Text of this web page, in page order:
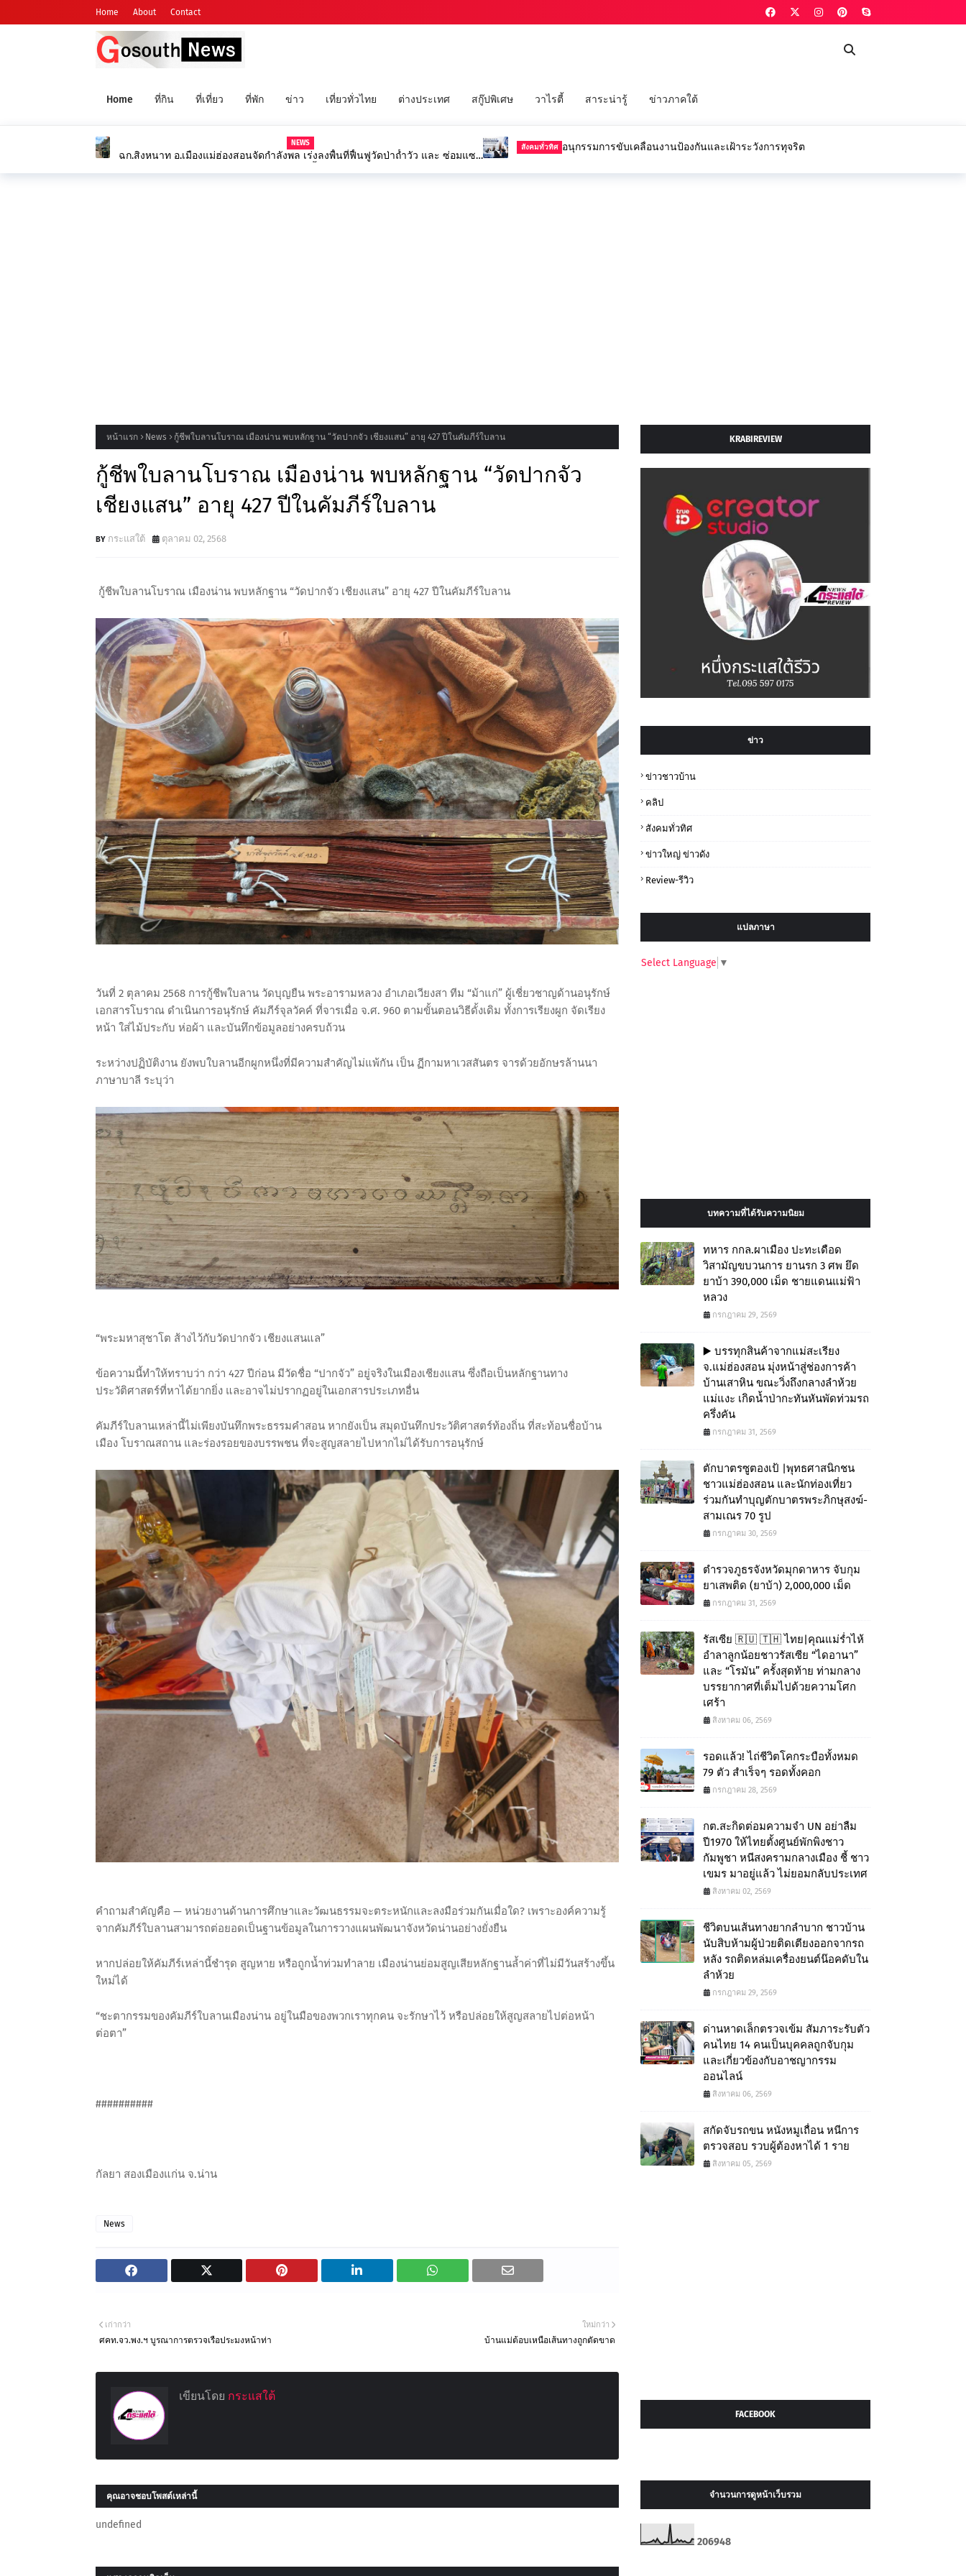
Home About Contact
Home ที่กิน ที่เที่ยว ที่พัก ข่าว เที่ยวทั่วไทย ต่างประเทศ สกู๊ปพิเศษ วาไรตี้ สาระน่ารู้ ข่าวภาคใต้
NEWS
ฉก.สิงหนาท อ.เมืองแม่ฮ่องสอนจัดกำลังพล เร่งลงพื้นที่ฟื้นฟูวัดป่าถ้ำวัว และ ซ่อมแซม
สังคมทั่วทิศ อนุกรรมการขับเคลื่อนงานป้องกันและเฝ้าระวังการทุจริต
หน้าแรก News กู้ชีพใบลานโบราณ เมืองน่าน พบหลักฐาน “วัดปากจัว เชียงแสน” อายุ 427 ปีในคัมภีร์ใบลาน
กู้ชีพใบลานโบราณ เมืองน่าน พบหลักฐาน “วัดปากจัว
เชียงแสน” อายุ 427 ปีในคัมภีร์ใบลาน
กระแสใต้ ตุลาคม 02, 2568
กู้ชีพใบลานโบราณ เมืองน่าน พบหลักฐาน “วัดปากจัว เชียงแสน” อายุ 427 ปีในคัมภีร์ใบลาน
วันที่ 2 ตุลาคม 2568 การกู้ชีพใบลาน วัดบุญยืน พระอารามหลวง อำเภอเวียงสา ทีม “ม้าแก่” ผู้เชี่ยวชาญด้านอนุรักษ์
เอกสารโบราณ ดำเนินการอนุรักษ์ คัมภีร์จุลวัคค์ ที่จารเมื่อ จ.ศ. 960 ตามขั้นตอนวิธีดั้งเดิม ทั้งการเรียงผูก จัดเรียง
หน้า ใส่ไม้ประกับ ห่อผ้า และบันทึกข้อมูลอย่างครบถ้วน
ระหว่างปฏิบัติงาน ยังพบใบลานอีกผูกหนึ่งที่มีความสำคัญไม่แพ้กัน เป็น ฏีกามหาเวสสันตร จารด้วยอักษรล้านนา
ภาษาบาลี ระบุว่า
“พระมหาสุชาโต ส้างไว้กับวัดปากจัว เชียงแสนแล”
ข้อความนี้ทำให้ทราบว่า กว่า 427 ปีก่อน มีวัดชื่อ “ปากจัว” อยู่จริงในเมืองเชียงแสน ซึ่งถือเป็นหลักฐานทาง
ประวัติศาสตร์ที่หาได้ยากยิ่ง และอาจไม่ปรากฏอยู่ในเอกสารประเภทอื่น
คัมภีร์ใบลานเหล่านี้ไม่เพียงบันทึกพระธรรมคำสอน หากยังเป็น สมุดบันทึกประวัติศาสตร์ท้องถิ่น ที่สะท้อนชื่อบ้าน
เมือง โบราณสถาน และร่องรอยของบรรพชน ที่จะสูญสลายไปหากไม่ได้รับการอนุรักษ์
คำถามสำคัญคือ — หน่วยงานด้านการศึกษาและวัฒนธรรมจะตระหนักและลงมือร่วมกันเมื่อใด? เพราะองค์ความรู้
จากคัมภีร์ใบลานสามารถต่อยอดเป็นฐานข้อมูลในการวางแผนพัฒนาจังหวัดน่านอย่างยั่งยืน
หากปล่อยให้คัมภีร์เหล่านี้ชำรุด สูญหาย หรือถูกน้ำท่วมทำลาย เมืองน่านย่อมสูญเสียหลักฐานล้ำค่าที่ไม่มีวันสร้างขึ้น
ใหม่ได้
“ชะตากรรมของคัมภีร์ใบลานเมืองน่าน อยู่ในมือของพวกเราทุกคน จะรักษาไว้ หรือปล่อยให้สูญสลายไปต่อหน้า
ต่อตา”
##########
กัลยา สองเมืองแก่น จ.น่าน
News
ใหม่กว่า
บ้านแม่ต้อบเหนือเส้นทางถูกตัดขาด
เก่ากว่า
ศคท.จว.พง.ฯ บูรณาการตรวจเรือประมงหน้าท่า
เขียนโดย กระแสใต้
คุณอาจชอบโพสต์เหล่านี้
undefined
KRABIREVIEW
ข่าว
ข่าวชาวบ้าน
คลิป
สังคมทั่วทิศ
ข่าวใหญ่ ข่าวดัง
Review-รีวิว
แปลภาษา
Select Language ▼
บทความที่ได้รับความนิยม
ทหาร กกล.ผาเมือง ปะทะเดือด
วิสามัญขบวนการ ยานรก 3 ศพ ยึด
ยาบ้า 390,000 เม็ด ชายแดนแม่ฟ้า
หลวง
กรกฎาคม 29, 2569
▶️ บรรทุกสินค้าจากแม่สะเรียง
จ.แม่ฮ่องสอน มุ่งหน้าสู่ช่องการค้า
บ้านเสาหิน ขณะวิ่งถึงกลางลำห้วย
แม่แงะ เกิดน้ำป่ากะทันหันพัดท่วมรถ
ครึ่งคัน
กรกฎาคม 31, 2569
ตักบาตรซูตองเป้ |พุทธศาสนิกชน
ชาวแม่ฮ่องสอน และนักท่องเที่ยว
ร่วมกันทำบุญตักบาตรพระภิกษุสงฆ์-
สามเณร 70 รูป
กรกฎาคม 30, 2569
ตำรวจภูธรจังหวัดมุกดาหาร จับกุม
ยาเสพติด (ยาบ้า) 2,000,000 เม็ด
กรกฎาคม 31, 2569
รัสเซีย 🇷🇺 🇹🇭 ไทย|คุณแม่ร่ำไห้
อำลาลูกน้อยชาวรัสเซีย “ไดอานา”
และ “โรมัน” ครั้งสุดท้าย ท่ามกลาง
บรรยากาศที่เต็มไปด้วยความโศก
เศร้า
สิงหาคม 06, 2569
รอดแล้ว! ไถ่ชีวิตโคกระบือทั้งหมด
79 ตัว สำเร็จๆ รอดทั้งคอก
กรกฎาคม 28, 2569
กต.สะกิดต่อมความจำ UN อย่าลืม
ปี1970 ให้ไทยตั้งศูนย์พักพิงชาว
กัมพูชา หนีสงครามกลางเมือง ชี้ ชาว
เขมร มาอยู่แล้ว ไม่ยอมกลับประเทศ
สิงหาคม 02, 2569
ชีวิตบนเส้นทางยากลำบาก ชาวบ้าน
นับสิบห้ามผู้ป่วยติดเตียงออกจากรถ
หลัง รถติดหล่มเครื่องยนต์น๊อคดับใน
ลำห้วย
กรกฎาคม 29, 2569
ด่านหาดเล็กตรวจเข้ม สัมภาระรับตัว
คนไทย 14 คนเป็นบุคคลถูกจับกุม
และเกี่ยวข้องกับอาชญากรรม
ออนไลน์
สิงหาคม 06, 2569
สกัดจับรถขน หนังหมูเถื่อน หนีการ
ตรวจสอบ รวบผู้ต้องหาได้ 1 ราย
สิงหาคม 05, 2569
FACEBOOK
จำนวนการดูหน้าเว็บรวม
206948